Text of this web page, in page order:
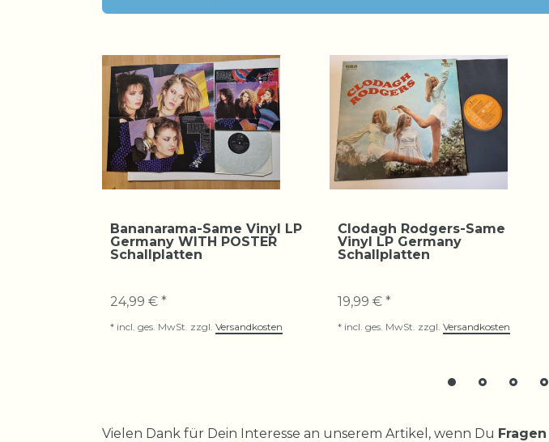
Bananarama-Same Vinyl LP
Germany WITH POSTER
Schallplatten
24,99 € *
* incl. ges. MwSt. zzgl. Versandkosten
Clodagh Rodgers-Same
Vinyl LP Germany
Schallplatten
19,99 € *
* incl. ges. MwSt. zzgl. Versandkosten
Vielen Dank für Dein Interesse an unserem Artikel, wenn Du Fragen
Ceres::Template.mailFormHoneypotLabel